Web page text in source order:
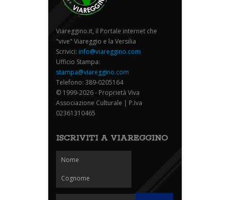
Viareggino.it, il Portale internet che
"vive" Viareggio e la Versilia
Scrivici: info@viareggino.com
Ufficio Stampa:
stampa@viareggino.com
Telefono: 389-0205164
© 1999-2026 - Proprietà Viva
Associazione Culturale | P.Iva
02361310465
ISCRIVITI A VIAREGGINO